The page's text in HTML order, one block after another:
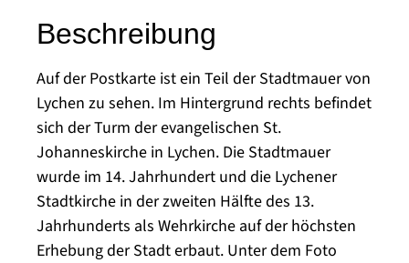
Beschreibung
Auf der Postkarte ist ein Teil der Stadtmauer von
Lychen zu sehen. Im Hintergrund rechts befindet
sich der Turm der evangelischen St.
Johanneskirche in Lychen. Die Stadtmauer
wurde im 14. Jahrhundert und die Lychener
Stadtkirche in der zweiten Hälfte des 13.
Jahrhunderts als Wehrkirche auf der höchsten
Erhebung der Stadt erbaut. Unter dem Foto